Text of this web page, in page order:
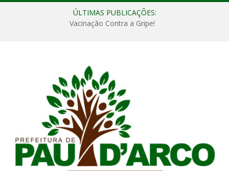
ÚLTIMAS PUBLICAÇÕES:
Vacinação Contra a Gripe!